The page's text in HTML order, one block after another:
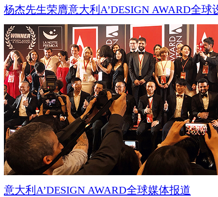
杨杰先生荣膺意大利A’DESIGN AWARD全球
意大利A’DESIGN AWARD全球媒体报道